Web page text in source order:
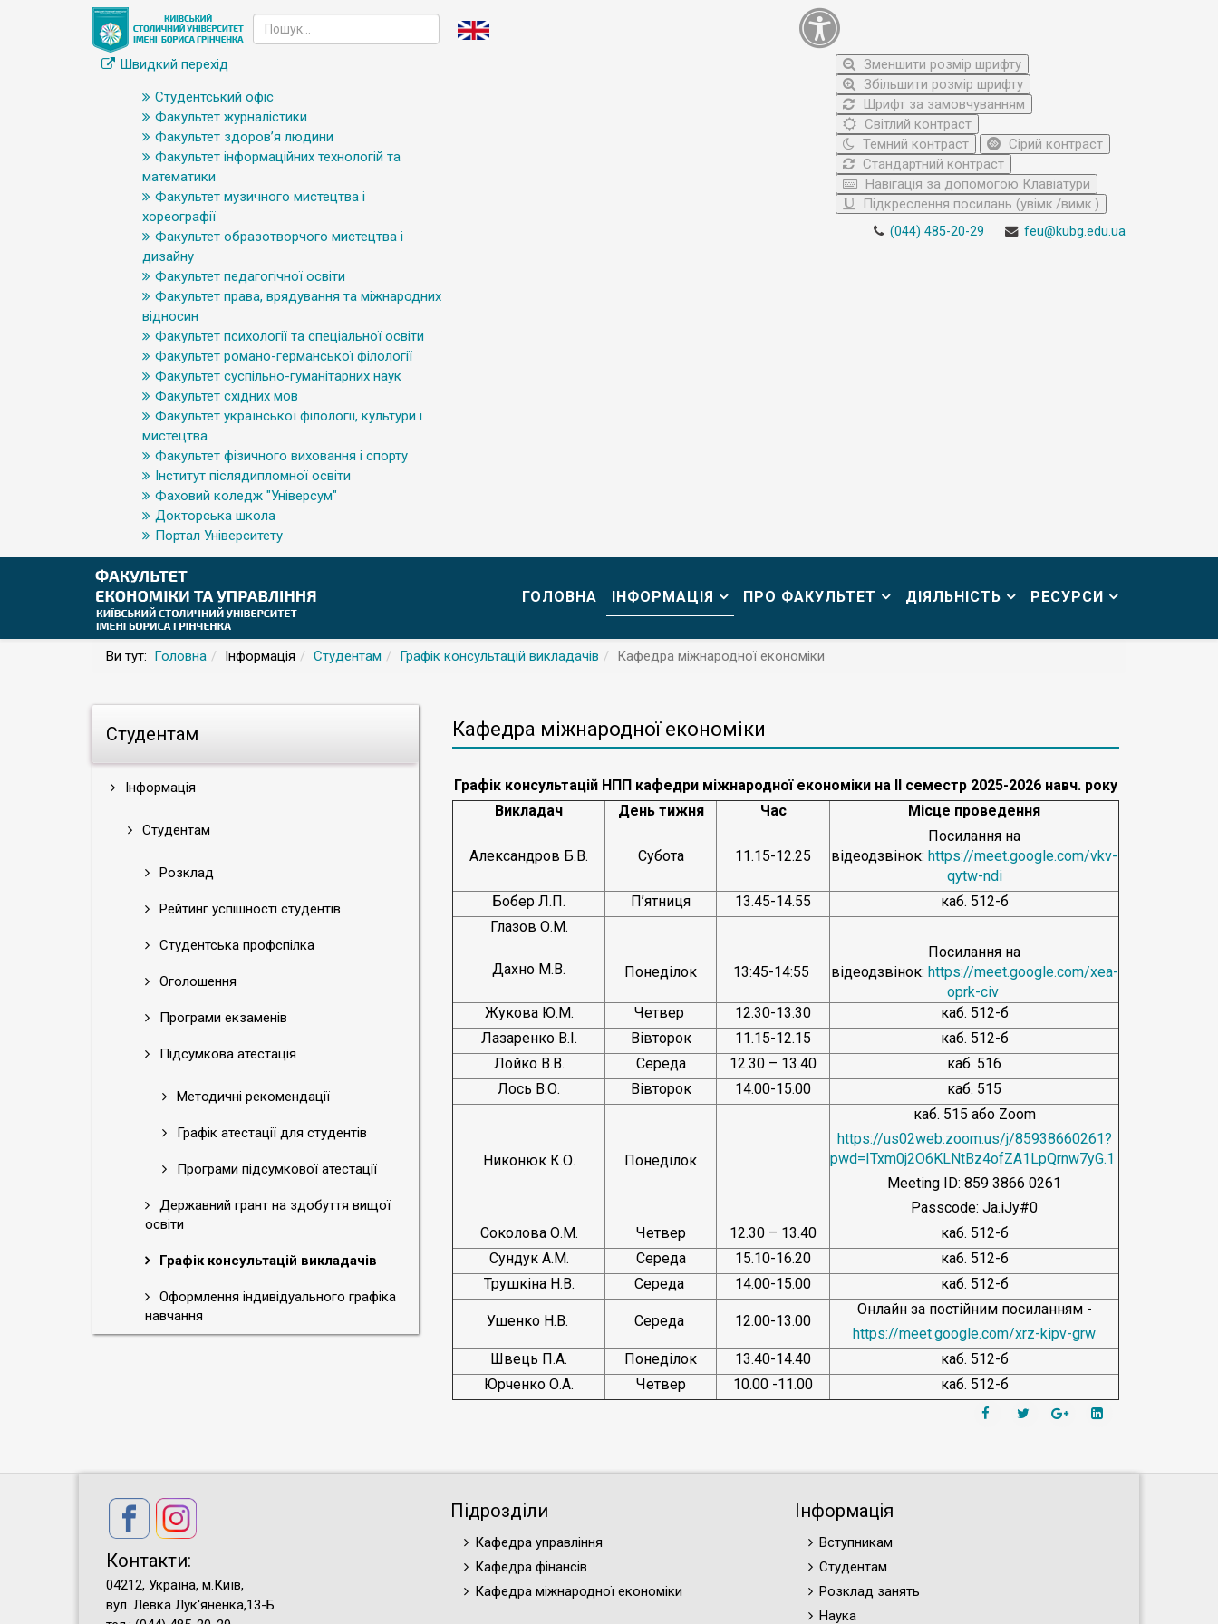
Швидкий перехід
Студентський офіс
Факультет журналістики
Факультет здоров’я людини
Факультет інформаційних технологій та
математики
Факультет музичного мистецтва і
хореографії
Факультет образотворчого мистецтва і
дизайну
Факультет педагогічної освіти
Факультет права, врядування та міжнародних
відносин
Факультет психології та спеціальної освіти
Факультет романо-германської філології
Факультет суспільно-гуманітарних наук
Факультет східних мов
Факультет української філології, культури і
мистецтва
Факультет фізичного виховання і спорту
Інститут післядипломної освіти
Фаховий коледж "Універсум"
Докторська школа
Портал Університету
Зменшити розмір шрифту
Збільшити розмір шрифту
Шрифт за замовчуванням
Світлий контраст
Темний контраст
Сірий контраст
Стандартний контраст
Навігація за допомогою Клавіатури
Підкреслення посилань (увімк./вимк.)
(044) 485-20-29 feu@kubg.edu.ua
ГОЛОВНА ІНФОРМАЦІЯ ПРО ФАКУЛЬТЕТ ДІЯЛЬНІСТЬ РЕСУРСИ
Ви тут: Головна Інформація Студентам Графік консультацій викладачів Кафедра міжнародної економіки
Студентам
Інформація
Студентам
Розклад
Рейтинг успішності студентів
Студентська профспілка
Оголошення
Програми екзаменів
Підсумкова атестація
Методичні рекомендації
Графік атестації для студентів
Програми підсумкової атестації
Державний грант на здобуття вищої
освіти
Графік консультацій викладачів
Оформлення індивідуального графіка
навчання
Кафедра міжнародної економіки
Графік консультацій НПП кафедри міжнародної економіки на II семестр 2025-2026 навч. року
Викладач
День тижня Час Місце проведення
Александров Б.В. Субота 11.15-12.25
Посилання на
відеодзвінок: https://meet.google.com/vkv-
qytw-ndi
Бобер Л.П.
П’ятниця 13.45-14.55
каб. 512-б
Глазов О.М.
Дахно М.В. Понеділок 13:45-14:55
Посилання на
відеодзвінок: https://meet.google.com/xea-
oprk-civ
Жукова Ю.М.
Четвер 12.30-13.30
каб. 512-б
Лазаренко В.І.
Вівторок 11.15-12.15
каб. 512-б
Лойко В.В.
Середа 12.30 – 13.40
каб. 516
Лось В.О.
Вівторок 14.00-15.00 каб. 515
Никонюк К.О. Понеділок
каб. 515 або Zoom
https://us02web.zoom.us/j/85938660261?
pwd=ITxm0j2O6KLNtBz4ofZA1LpQrnw7yG.1
Meeting ID: 859 3866 0261
Passcode: Ja.iJy#0
Соколова О.М.
Четвер 12.30 – 13.40
каб. 512-б
Сундук А.М.
Середа 15.10-16.20
каб. 512-б
Трушкіна Н.В.
Середа 14.00-15.00 каб. 512-б
Ушенко Н.В. Середа 12.00-13.00
Онлайн за постійним посиланням -
https://meet.google.com/xrz-kipv-grw
Швець П.А.
Понеділок 13.40-14.40
каб. 512-б
Юрченко О.А.
Четвер 10.00 -11.00 каб. 512-б
Контакти:
04212, Україна, м.Київ,
вул. Левка Лук'яненка,13-Б
Підрозділи
Кафедра управління
Кафедра фінансів
Кафедра міжнародної економіки
Інформація
Вступникам
Студентам
Розклад занять
Наука